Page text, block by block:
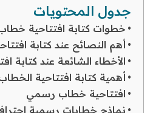
جدول المحتويات
خطوات كتابة افتتاحية
أهم النصائح عند كتابة
الأخطاء الشائعة عند كتابة
أهمية كتابة افتتاحية
افتتاحية خطاب رسمي
نماذج خطابات رسمية